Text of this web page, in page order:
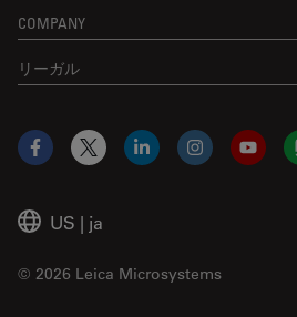
COMPANY
リーガル
US | ja
© 2026 Leica Microsystems
Facebook
X LinkedInInstagram